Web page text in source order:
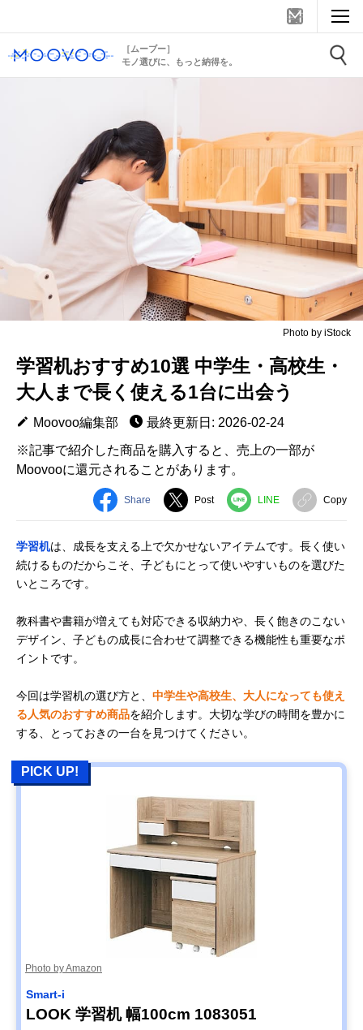
［ムーブー］
モノ選びに、もっと納得を。
Photo by iStock
学習机おすすめ10選 中学生・高校生・
大人まで長く使える1台に出会う
Moovoo編集部
最終更新日: 2026-02-24
※記事で紹介した商品を購入すると、売上の一部が
Moovooに還元されることがあります。
Share Post LINE Copy
学習机は、成長を支える上で欠かせないアイテムです。長く使い
続けるものだからこそ、子どもにとって使いやすいものを選びた
いところです。
教科書や書籍が増えても対応できる収納力や、長く飽きのこない
デザイン、子どもの成長に合わせて調整できる機能性も重要なポ
イントです。
今回は学習机の選び方と、 中学生や高校生、大人になっても使え
る人気のおすすめ商品を紹介します。大切な学びの時間を豊かに
する、とっておきの一台を見つけてください。
PICK UP!
Photo by Amazon
Smart-i
LOOK 学習机 幅100cm 1083051